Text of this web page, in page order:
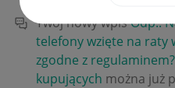
Twój nowy wpisOdp.:
telefony wzięte na raty
zgodne z regulaminem?
kupujących można już